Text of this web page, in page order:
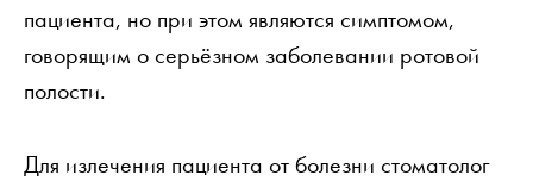
пациента, но при этом являются симптомом,
говорящим о серьёзном заболевании ротовой
полости.
Для излечения пациента от болезни стоматолог